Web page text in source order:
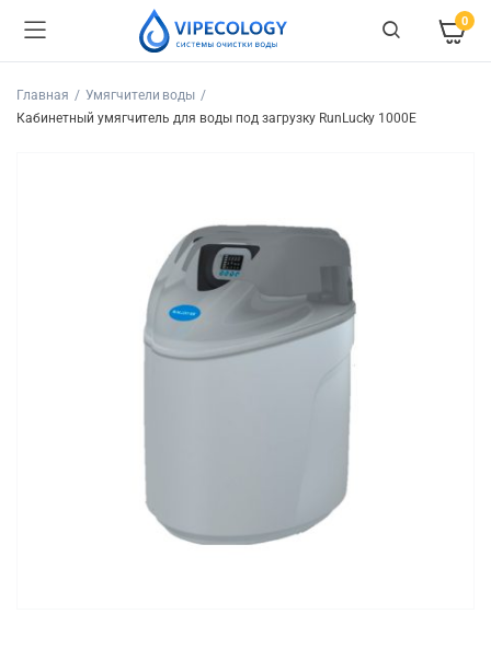
0
Главная
Умягчители воды
Кабинетный умягчитель для воды под загрузку RunLucky 1000Е